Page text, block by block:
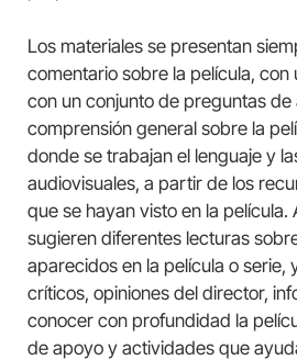
Los materiales se presentan
comentario sobre la película, con
con un conjunto de preguntas
comprensión general sobre la
donde se trabajan el lenguaje y
audiovisuales, a partir de los
que se hayan visto en la película.
sugieren diferentes lecturas
aparecidos en la película o serie,
críticos, opiniones del director,
conocer con profundidad la
de apoyo y actividades que